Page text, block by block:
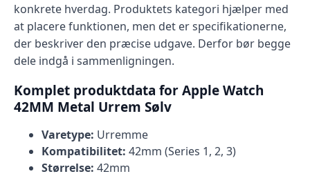
konkrete hverdag. Produktets kategori hjælper med
at placere funktionen, men det er specifikationerne,
der beskriver den præcise udgave. Derfor bør begge
dele indgå i sammenligningen.
Komplet produktdata for Apple Watch
42MM Metal Urrem Sølv
Varetype: Urremme
Kompatibilitet: 42mm (Series 1, 2, 3)
Størrelse: 42mm